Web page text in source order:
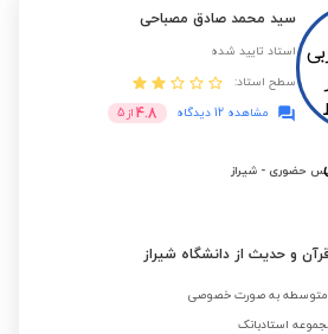
سید محمد صادق مصباحی
استاد تایید شده
سطح استاد:
مشاهده 12 دیدگاه
4.8 از 5
حضوری - شیراز
و حدیث از دانشگاه شیراز
استادبانک